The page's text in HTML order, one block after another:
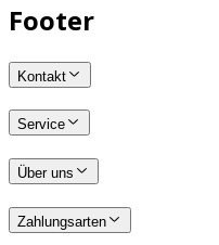
Footer
Kontakt
Service
Über uns
Zahlungsarten